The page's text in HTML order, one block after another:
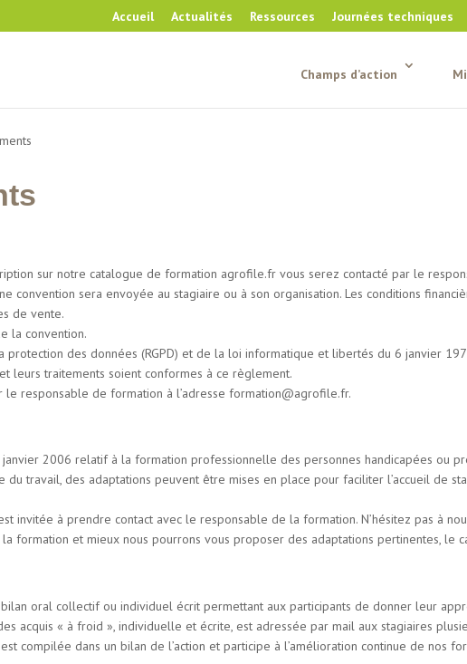
Accueil Actualités Ressources Journées techniques
Champs d’action
sur notre catalogue de formation agrofile.fr vous serez contacté par le
convention sera envoyée au stagiaire ou à son organisation. Les conditions
de vente.
la convention.
des données (RGPD) et de la loi informatique et libertés du 6 janvier 1978
leurs traitements soient conformes à ce règlement.
responsable de formation à l’adresse formation@agrofile.fr.
2006 relatif à la formation professionnelle des personnes handicapées ou
du travail, des adaptations peuvent être mises en place pour faciliter l’accueil de
invitée à prendre contact avec le responsable de la formation. N’hésitez pas à
formation et mieux nous pourrons vous proposer des adaptations pertinentes, le
oral collectif ou individuel écrit permettant aux participants de donner leur
acquis « à froid », individuelle et écrite, est adressée par mail aux stagiaires
compilée dans un bilan de l’action et participe à l’amélioration continue de nos